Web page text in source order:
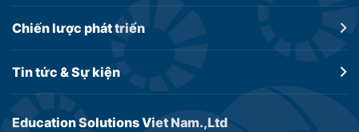
Education Solutions Viet Nam.,Ltd
Chiến lược phát triển
Tin tức &Sự kiện